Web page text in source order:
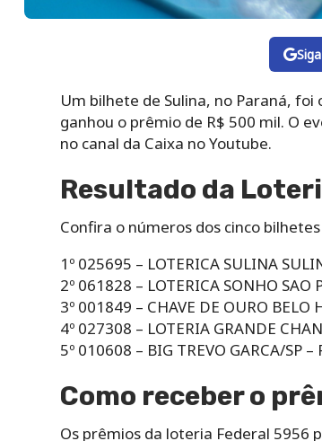
Um bilhete de Sulina, no Paraná,
ganhou o prêmio de R$ 500 mil. O
no canal da Caixa no Youtube.
Resultado da
Confira o números dos cinco
1º 025695 – LOTERICA SULINA
2º 061828 – LOTERICA SONHO SAO
3º 001849 – CHAVE DE OURO
4º 027308 – LOTERIA GRANDE
5º 010608 – BIG TREVO GARCA/SP
Como receber o
Os prêmios da loteria Federal 5956